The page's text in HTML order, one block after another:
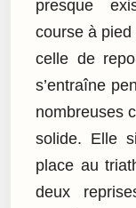
presque
course à
celle de
s’entraîne
nombreuses
solide. Elle
place au
deux